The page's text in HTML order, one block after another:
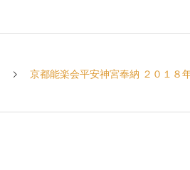
京都能楽会平安神宮奉納 ２０１８